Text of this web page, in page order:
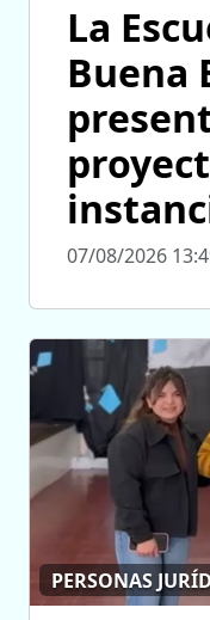
La
Buena
07/08/2026
PERSONAS